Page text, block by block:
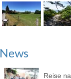
News
Reise